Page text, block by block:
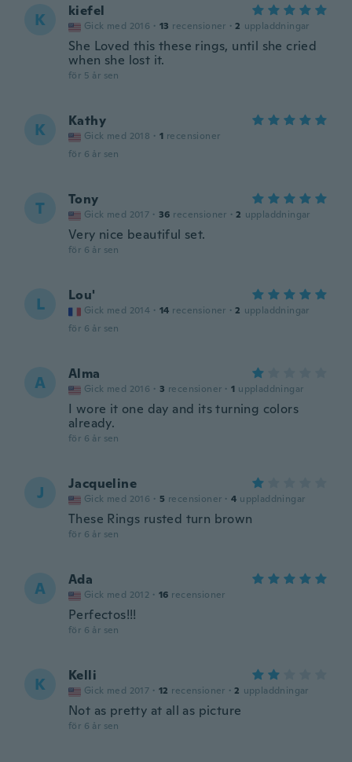
K kiefel
Gick med 2016 · 13 recensioner · 2 uppladdningar
She Loved this these rings, until she cried
when she lost it.
för 5 år sen
K Kathy
Gick med 2018 · 1 recensioner
för 6 år sen
T Tony
Gick med 2017 · 36 recensioner · 2 uppladdningar
Very nice beautiful set.
för 6 år sen
L Lou'
Gick med 2014 · 14 recensioner · 2 uppladdningar
för 6 år sen
A Alma
Gick med 2016 · 3 recensioner · 1 uppladdningar
I wore it one day and its turning colors
already.
för 6 år sen
J Jacqueline
Gick med 2016 · 5 recensioner · 4 uppladdningar
These Rings rusted turn brown
för 6 år sen
A Ada
Gick med 2012 · 16 recensioner
Perfectos!!!
för 6 år sen
K Kelli
Gick med 2017 · 12 recensioner · 2 uppladdningar
Not as pretty at all as picture
för 6 år sen